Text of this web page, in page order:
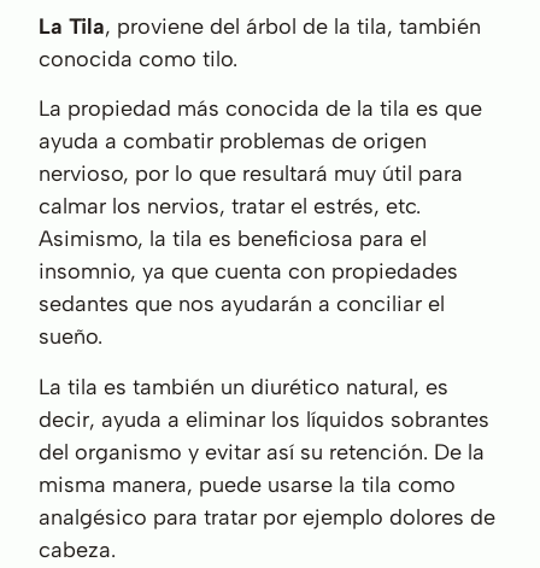
La Tila, proviene del árbol de la tila, también
conocida como tilo.
La propiedad más conocida de la tila es que
ayuda a combatir problemas de origen
nervioso, por lo que resultará muy útil para
calmar los nervios, tratar el estrés, etc.
Asimismo, la tila es beneficiosa para el
insomnio, ya que cuenta con propiedades
sedantes que nos ayudarán a conciliar el
sueño.
La tila es también un diurético natural, es
decir, ayuda a eliminar los líquidos sobrantes
del organismo y evitar así su retención. De la
misma manera, puede usarse la tila como
analgésico para tratar por ejemplo dolores de
cabeza.